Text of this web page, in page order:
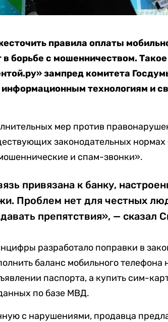
правила оплаты
борьбе с мошенничеством.
зампред комитета
технологиям и
мер против
законодательных нормах
и спам-звонки».
привязана к банку,
Проблем нет для честных
препятствия», — сказал
разработало поправки в
баланс мобильного
паспорта, а купить сим-
по базе МВД.
с нарушениями, продавца